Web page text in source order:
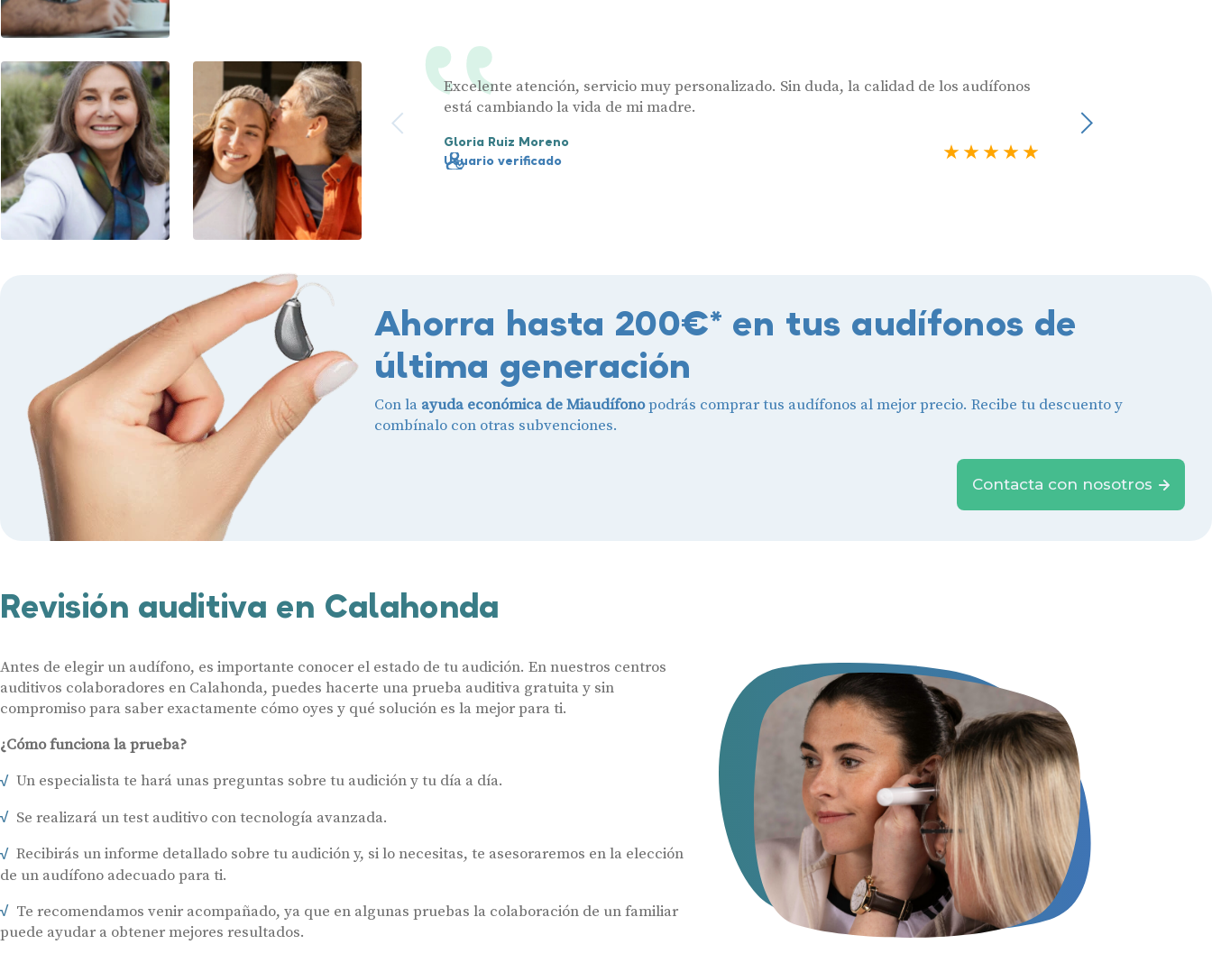
Excelente atención, servicio muy personalizado. Sin duda, la calidad de los audífonos
está cambiando la vida de mi madre.
Gloria Ruiz Moreno
Usuario verificado
Julia Castro
Anterior
Ahorra hasta 200€* en tus audífonos de
última generación
Con la ayuda económica de Miaudífonopodrás comprar tus audífonos al mejor precio. Recibe tu descuento y
combínalo con otras subvenciones.
Contacta con nosotros
Revisión auditiva en Calahonda
Antes de elegir un audífono, es importante conocer el estado de tu audición. En nuestros centros
auditivos colaboradores en Calahonda, puedes hacerte una prueba auditiva gratuita y sin
compromiso para saber exactamente cómo oyes y qué solución es la mejor para ti.
¿Cómo funciona la prueba?
Un especialista te hará unas preguntas sobre tu audición y tu día a día.
Se realizará un test auditivo con tecnología avanzada.
Recibirás un informe detallado sobre tu audición y, si lo necesitas, te asesoraremos en la elección
de un audífono adecuado para ti.
Te recomendamos venir acompañado, ya que en algunas pruebas la colaboración de un familiar
puede ayudar a obtener mejores resultados.